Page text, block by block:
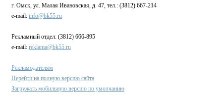
г. Омск, ул. Малая Ивановская, д. 47, тел.: (3812) 667-214
e-mail: info@bk55.ru
Рекламный отдел: (3812) 666-895
e-mail: reklama@bk55.ru
Рекламодателям
Перейти на полную версию сайта
Загружать мобильную версию по умолчанию